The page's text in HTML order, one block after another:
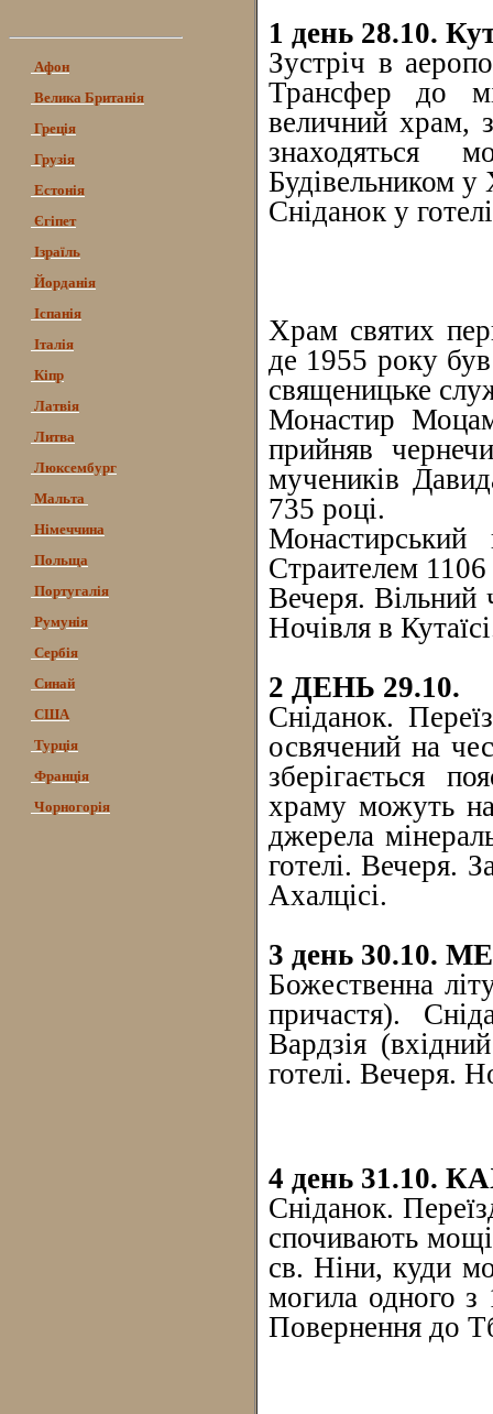
Афон
Велика Британія
Греція
Грузія
Естонія
Єгіпет
Ізраїль
Йорданія
Іспанія
Італія
Кіпр
Латвія
Литва
Люксембург
Мальта
Німеччина
Польща
Португалія
Румунія
Сербія
Синай
США
Турція
Франція
Чорногорія
1 день 28.10.
Зустріч в
Трансфер до
величний храм,
знаходяться
Будівельником у
Сніданок у
Храм святих
де 1955 року
священицьке
Монастир
прийняв
мучеників
735 році.
Монастирський
Страителем 1106
Вечеря. Вільний
Ночівля в
2 ДЕНЬ 29.10.
Сніданок.
освячений на
зберігається
храму можуть
джерела
готелі. Вечеря.
Ахалцісі.
3 день 30.10.
Божественна
причастя).
Вардзія
готелі. Вечеря.
4 день 31.10.
Сніданок.
спочивають
св. Ніни, куди
могила одного з
Повернення до